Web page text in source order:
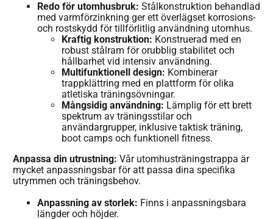
Redo för utomhusbruk: Stålkonstruktion behandlad
med varmförzinkning ger ett överlägset korrosions-
och rostskydd för tillförlitlig användning utomhus.
Kraftig konstruktion: Konstruerad med en
robust stålram för orubblig stabilitet och
hållbarhet vid intensiv användning.
Multifunktionell design: Kombinerar
trappklättring med en plattform för olika
atletiska träningsövningar.
Mångsidig användning: Lämplig för ett brett
spektrum av träningsstilar och
användargrupper, inklusive taktisk träning,
boot camps och funktionell fitness.
Anpassa din utrustning: Vår utomhusträningstrappa är
mycket anpassningsbar för att passa dina specifika
utrymmen och träningsbehov.
Anpassning av storlek: Finns i anpassningsbara
längder och höjder.